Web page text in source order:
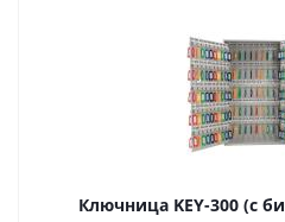
Ключница KEY-300 (с